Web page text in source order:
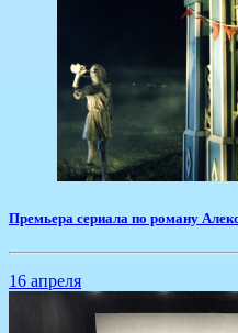
​Премьера сериала по роману
16 апреля